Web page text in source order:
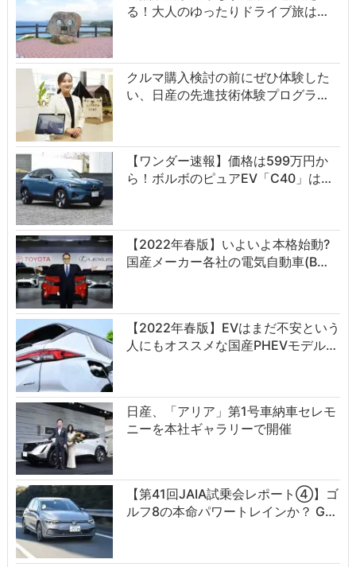
る！大人のゆったりドライブ旅は…
クルマ購入検討の前にぜひ体験した
い、日産の先進技術体験プログラ…
【ワンダー速報】価格は599万円か
ら！ボルボのピュアEV「C40」は…
【2022年春版】いよいよ本格始動?
国産メーカー各社の電気自動車(B…
【2022年春版】EVはまだ不安という
人にもオススメな国産PHEVモデル…
日産、「アリア」第1号車納車セレモ
ニーを本社ギャラリーで開催
【第41回JAIA試乗会レポート④】ゴ
ルフ8の本命パワートレインか？ G…